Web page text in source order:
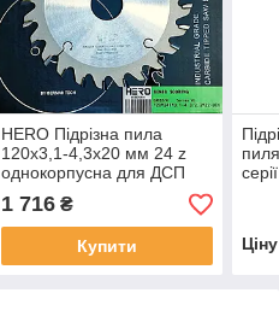
HERO Підрізна пила
120х3,1-4,3х20 мм 24 z
однокорпусна для ДСП
1 716₴
Купити